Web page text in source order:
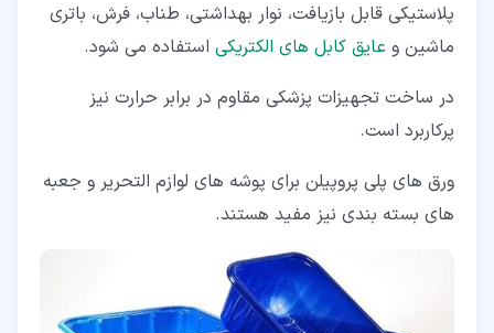
پلاستیکی قابل بازیافت، نوار بهداشتی، طناب، فرش، باتری
ماشین و عایق کابل های الکتریکی استفاده می شود.
در ساخت تجهیزات پزشکی مقاوم در برابر حرارت نیز
پرکاربرد است.
ورق های پلی پروپیلن برای پوشه های لوازم التحریر و جعبه
های بسته بندی نیز مفید هستند.